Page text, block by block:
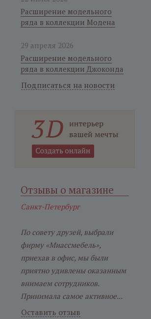
Расширение модельного
ряда в коллекции Модена
29 апреля 2026
Расширение модельного
ряда в коллекции Джоконда
Подписаться на новости
Отзывы о магазине
Санкт-Петербург
По совету друзей, выбрали
фирму «Миассмебель»,
приехав в офис, мы были
приятно удивлены оказанным
внимаем сотрудников.
Принимала самое активное...
Оставить отзыв